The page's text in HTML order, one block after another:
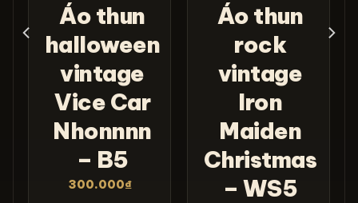
Áo thun
halloween
vintage
Vice Car
Nhonnnn
– B5
300.000₫
Áo thun
rock
vintage
Iron
Maiden
Christmas
– WS5